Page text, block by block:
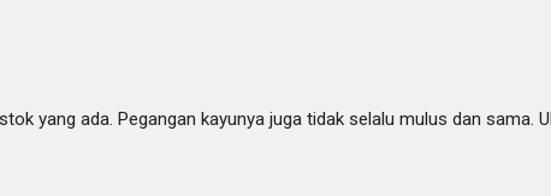
yang ada. Pegangan kayunya juga tidak selalu mulus dan sama.